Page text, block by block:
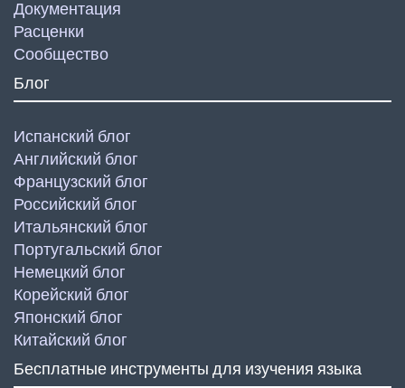
Документация
Расценки
Сообщество
Блог
Испанский блог
Английский блог
Французский блог
Российский блог
Итальянский блог
Португальский блог
Немецкий блог
Корейский блог
Японский блог
Китайский блог
Бесплатные инструменты для изучения языка